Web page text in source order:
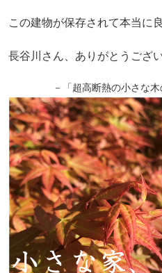
この建物が保存されて本当に
長谷川さん、ありがとうござ
－「超高断熱の小さな